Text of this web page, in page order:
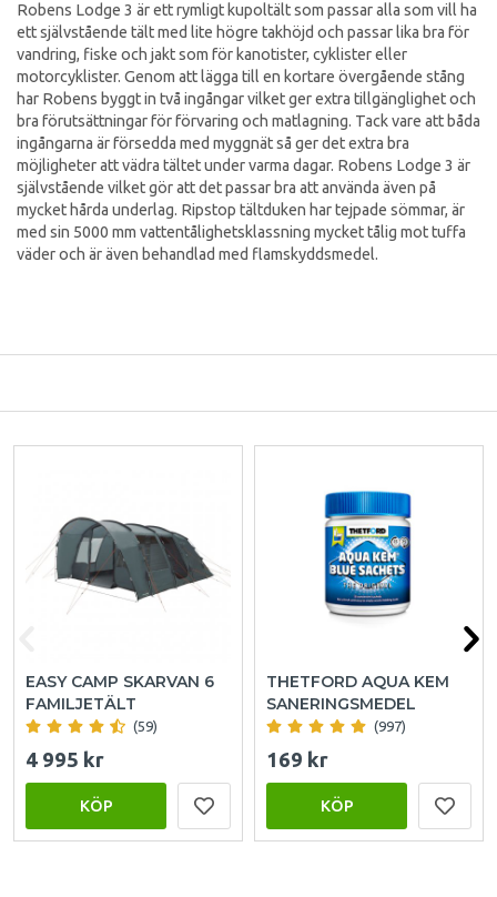
Robens Lodge 3 är ett rymligt kupoltält som passar alla som vill ha
ett självstående tält med lite högre takhöjd och passar lika bra för
vandring, fiske och jakt som för kanotister, cyklister eller
motorcyklister. Genom att lägga till en kortare övergående stång
har Robens byggt in två ingångar vilket ger extra tillgänglighet och
bra förutsättningar för förvaring och matlagning. Tack vare att båda
ingångarna är försedda med myggnät så ger det extra bra
möjligheter att vädra tältet under varma dagar. Robens Lodge 3 är
självstående vilket gör att det passar bra att använda även på
mycket hårda underlag. Ripstop tältduken har tejpade sömmar, är
med sin 5000 mm vattentålighetsklassning mycket tålig mot tuffa
väder och är även behandlad med flamskyddsmedel.
EASY CAMP SKARVAN 6
FAMILJETÄLT
(59)
4 995 kr
KÖP
THETFORD AQUA KEM
SANERINGSMEDEL
(997)
169 kr
KÖP